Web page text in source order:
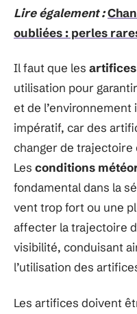
Lire également :
oubliées : perles
Il faut que les artifices
utilisation pour
et de
impératif, car des
changer de
Les conditions
fondamental dans la
vent trop fort ou une
affecter la trajectoire
visibilité, conduisant
l’utilisation des
Les artifices doivent